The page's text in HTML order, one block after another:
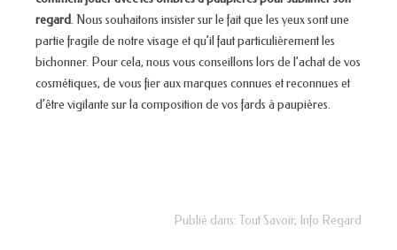
regard. Nous souhaitons insister sur le fait que les yeux sont une
partie fragile de notre visage et qu’il faut particulièrement les
bichonner. Pour cela, nous vous conseillons lors de l’achat de vos
cosmétiques, de vous fier aux marques connues et reconnues et
d’être vigilante sur la composition de vos fards à paupières.
Publié dans: Tout Savoir, Info Regard